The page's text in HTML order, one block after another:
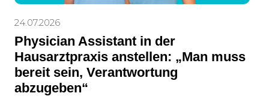
24.07.2026
Physician Assistant in der
Hausarztpraxis anstellen: „Man muss
bereit sein, Verantwortung
abzugeben“